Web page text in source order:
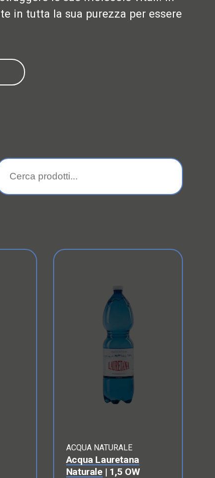
in tutta la sua purezza per essere
ACQUA NATURALE
Acqua Lauretana
Naturale | 1,5 OW